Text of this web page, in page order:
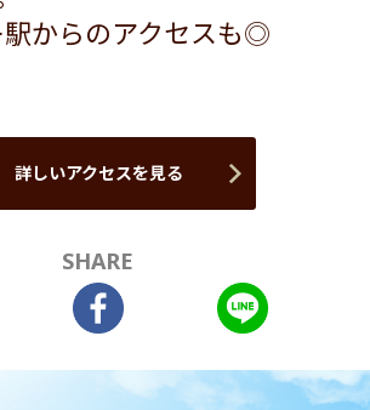
からのアクセスも◎
詳しいアクセスを見る
SHARE